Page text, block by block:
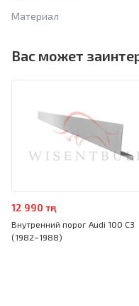
Материал
Вас может
12 990 тңг
Внутренний порог Audi 100 C3
(1982–1988)